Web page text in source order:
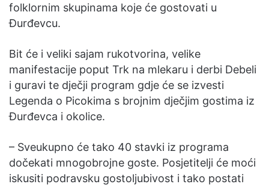
folklornim skupinama koje će gostovati u
Đurđevcu.
Bit će i veliki sajam rukotvorina, velike
manifestacije poput Trk na mlekaru i derbi Debeli
i guravi te dječji program gdje će se izvesti
Legenda o Picokima s brojnim dječjim gostima iz
Đurđevca i okolice.
– Sveukupno će tako 40 stavki iz programa
dočekati mnogobrojne goste. Posjetitelji će moći
iskusiti podravsku gostoljubivost i tako postati